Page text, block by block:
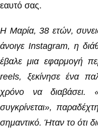
εαυτό σας.
Η Μαρία, 38 ετών,
άνοιγε Instagram, η
έβαλε μια εφαρμογή
reels, ξεκίνησε ένα
χρόνο να
συγκρίνεται»,
σημαντικό. Ήταν το ότι